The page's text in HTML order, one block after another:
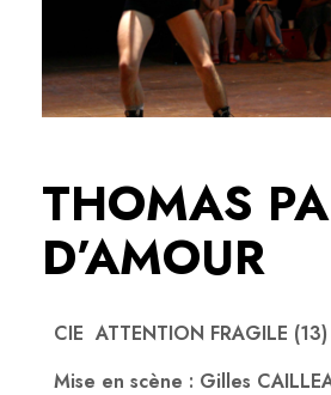
THOMAS
D’AMOUR
CIE ATTENTION FRAGILE (13)
Mise en scène : Gilles